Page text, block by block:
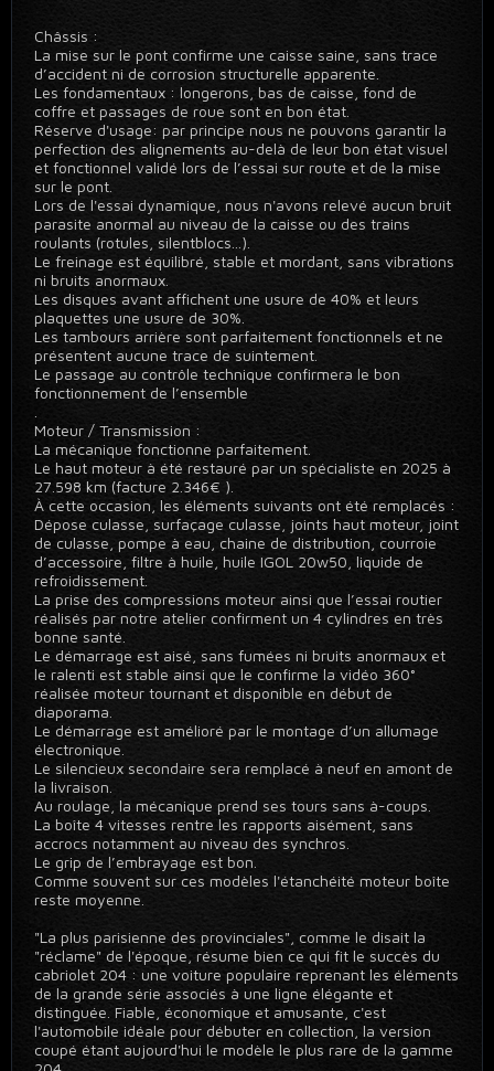
Châssis :
La mise sur le pont confirme une caisse saine, sans trace
d’accident ni de corrosion structurelle apparente.
Les fondamentaux : longerons, bas de caisse, fond de
coffre et passages de roue sont en bon état.
Réserve d'usage: par principe nous ne pouvons garantir la
perfection des alignements au-delà de leur bon état visuel
et fonctionnel validé lors de l’essai sur route et de la mise
sur le pont.
Lors de l'essai dynamique, nous n'avons relevé aucun bruit
parasite anormal au niveau de la caisse ou des trains
roulants (rotules, silentblocs...).
Le freinage est équilibré, stable et mordant, sans vibrations
ni bruits anormaux.
Les disques avant affichent une usure de 40% et leurs
plaquettes une usure de 30%.
Les tambours arrière sont parfaitement fonctionnels et ne
présentent aucune trace de suintement.
Le passage au contrôle technique confirmera le bon
fonctionnement de l’ensemble
Moteur / Transmission :
La mécanique fonctionne parfaitement.
Le haut moteur à été restauré par un spécialiste en 2025 à
27.598 km (facture 2.346€ ).
À cette occasion, les éléments suivants ont été remplacés :
Dépose culasse, surfaçage culasse, joints haut moteur, joint
de culasse, pompe à eau, chaine de distribution, courroie
d’accessoire, filtre à huile, huile IGOL 20w50, liquide de
refroidissement.
La prise des compressions moteur ainsi que l’essai routier
réalisés par notre atelier confirment un 4 cylindres en très
bonne santé.
Le démarrage est aisé, sans fumées ni bruits anormaux et
le ralenti est stable ainsi que le confirme la vidéo 360°
réalisée moteur tournant et disponible en début de
diaporama.
Le démarrage est amélioré par le montage d’un allumage
électronique.
Le silencieux secondaire sera remplacé à neuf en amont de
la livraison.
Au roulage, la mécanique prend ses tours sans à-coups.
La boîte 4 vitesses rentre les rapports aisément, sans
accrocs notamment au niveau des synchros.
Le grip de l’embrayage est bon.
Comme souvent sur ces modèles l'étanchéité moteur boîte
reste moyenne.
"La plus parisienne des provinciales", comme le disait la
"réclame" de l'époque, résume bien ce qui fit le succès du
cabriolet 204 : une voiture populaire reprenant les éléments
de la grande série associés à une ligne élégante et
distinguée. Fiable, économique et amusante, c'est
l'automobile idéale pour débuter en collection, la version
coupé étant aujourd'hui le modèle le plus rare de la gamme